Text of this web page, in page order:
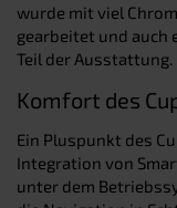
wurde mit viel
gearbeitet und auch
Teil der Ausstattung.
Komfort des
Ein Pluspunkt des
Integration von
unter dem